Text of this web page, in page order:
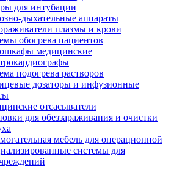
для интубации
дыхательные аппараты
плазмы и крови
обогрева пациентов
медицинские
подогрева растворов
дозаторы и инфузионные
отсасыватели
для обеззараживания и очистки
мебель для операционной
системы для